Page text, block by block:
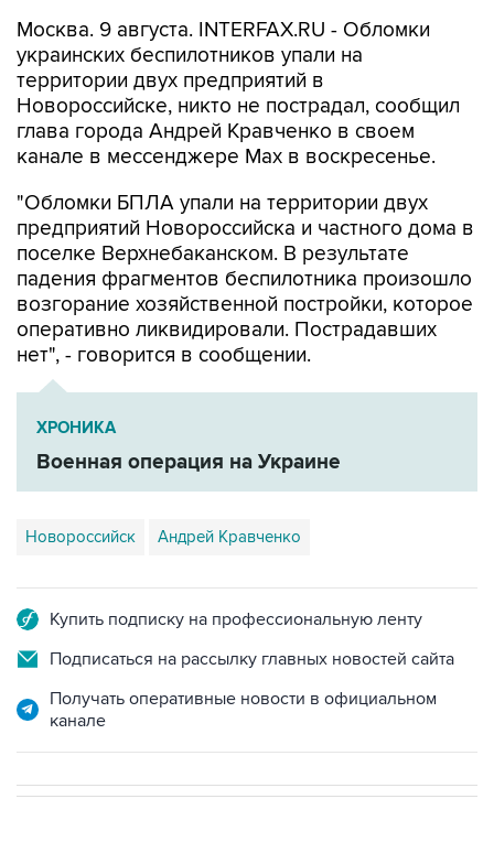
Москва. 9 августа. INTERFAX.RU - Обломки
украинских беспилотников упали на
территории двух предприятий в
Новороссийске, никто не пострадал, сообщил
глава города Андрей Кравченко в своем
канале в мессенджере Max в воскресенье.
"Обломки БПЛА упали на территории двух
предприятий Новороссийска и частного дома в
поселке Верхнебаканском. В результате
падения фрагментов беспилотника произошло
возгорание хозяйственной постройки, которое
оперативно ликвидировали. Пострадавших
нет", - говорится в сообщении.
ХРОНИКА
Военная операция на Украине
Новороссийск Андрей Кравченко
Купить подписку на профессиональную ленту
Подписаться на рассылку главных новостей сайта
Получать оперативные новости в официальном
канале